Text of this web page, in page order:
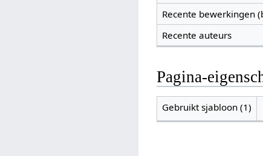
Recente bewerkingen
Recente auteurs
Pagina-
Gebruikt sjabloon (1)